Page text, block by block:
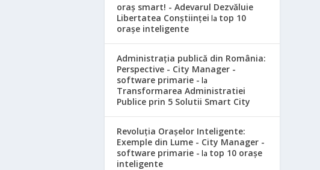
oraș smart! - Adevarul Dezvăluie
Libertatea Conștiinței la top 10
orașe inteligente
Administrația publică din România:
Perspective - City Manager -
software primarie - la
Transformarea Administratiei
Publice prin 5 Solutii Smart City
Revoluția Orașelor Inteligente:
Exemple din Lume - City Manager -
software primarie - la top 10 orașe
inteligente